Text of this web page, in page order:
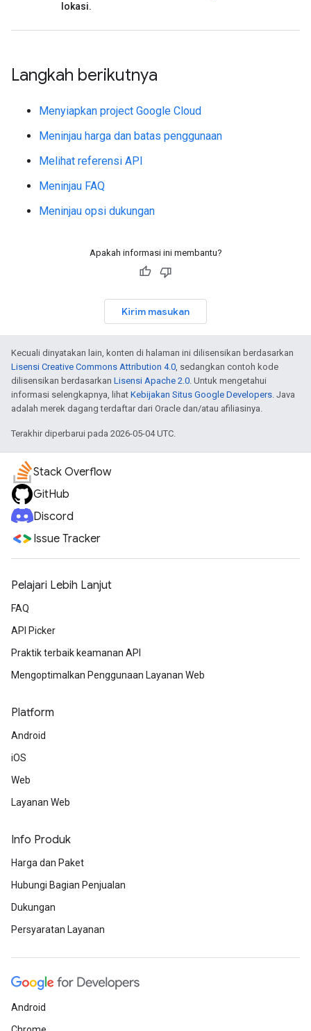
lokasi.
Langkah berikutnya
Menyiapkan project Google Cloud
Meninjau harga dan batas penggunaan
Melihat referensi API
Meninjau FAQ
Meninjau opsi dukungan
Apakah informasi ini membantu?
Kirim masukan
Kecuali dinyatakan lain, konten di halaman ini dilisensikan berdasarkan
Lisensi Creative Commons Attribution 4.0, sedangkan contoh kode
dilisensikan berdasarkan Lisensi Apache 2.0. Untuk mengetahui
informasi selengkapnya, lihat Kebijakan Situs Google Developers. Java
adalah merek dagang terdaftar dari Oracle dan/atau afiliasinya.
Terakhir diperbarui pada 2026-05-04 UTC.
Stack Overflow
GitHub
Discord
Issue Tracker
Pelajari Lebih Lanjut
FAQ
API Picker
Praktik terbaik keamanan API
Mengoptimalkan Penggunaan Layanan Web
Platform
Android
iOS
Web
Layanan Web
Info Produk
Harga dan Paket
Hubungi Bagian Penjualan
Dukungan
Persyaratan Layanan
Android